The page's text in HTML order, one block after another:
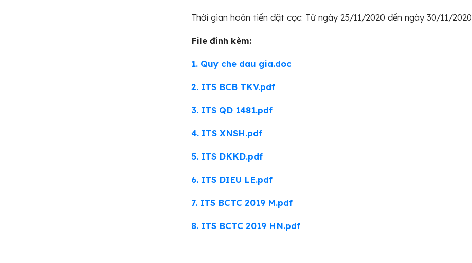
Thời gian hoàn tiền đặt cọc: Từ ngày 25/11/2020 đến ngày 30/11/2020
File đính kèm:
1. Quy che dau gia.doc
2. ITS BCB TKV.pdf
3. ITS QD 1481.pdf
4. ITS XNSH.pdf
5. ITS DKKD.pdf
6. ITS DIEU LE.pdf
7. ITS BCTC 2019 M.pdf
8. ITS BCTC 2019 HN.pdf